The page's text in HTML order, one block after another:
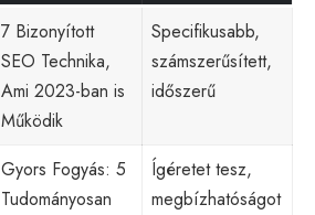
7 Bizonyított
SEO Technika,
Ami 2023-ban is
Működik
Specifikusabb,
számszerűsített,
időszerű
Gyors Fogyás: 5
Tudományosan
Ígéretet tesz,
megbízhatóságot